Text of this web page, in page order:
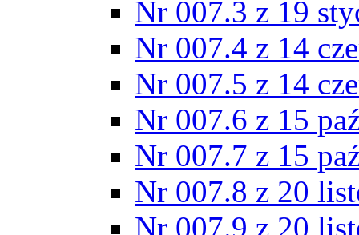
Nr 007.3 z 19
Nr 007.4 z 14
Nr 007.5 z 14
Nr 007.6 z 15
Nr 007.7 z 15
Nr 007.8 z 20
Nr 007.9 z 20